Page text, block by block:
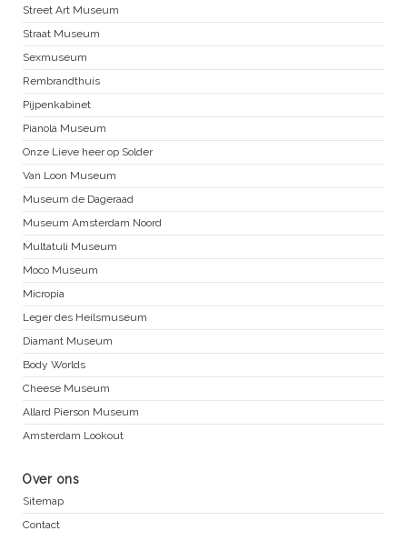
Street Art Museum
Straat Museum
Sexmuseum
Rembrandthuis
Pijpenkabinet
Pianola Museum
Onze Lieve heer op Solder
Van Loon Museum
Museum de Dageraad
Museum Amsterdam Noord
Multatuli Museum
Moco Museum
Micropia
Leger des Heilsmuseum
Diamant Museum
Body Worlds
Cheese Museum
Allard Pierson Museum
Amsterdam Lookout
Over ons
Sitemap
Contact